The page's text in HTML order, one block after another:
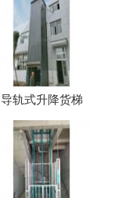
导轨式升降货梯